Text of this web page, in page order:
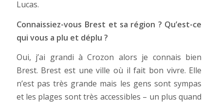
Lucas.
Connaissiez-vous Brest et sa région ? Qu’est-ce
qui vous a plu et déplu ?
Oui, j’ai grandi à Crozon alors je connais bien
Brest. Brest est une ville où il fait bon vivre. Elle
n’est pas très grande mais les gens sont sympas
et les plages sont très accessibles – un plus quand